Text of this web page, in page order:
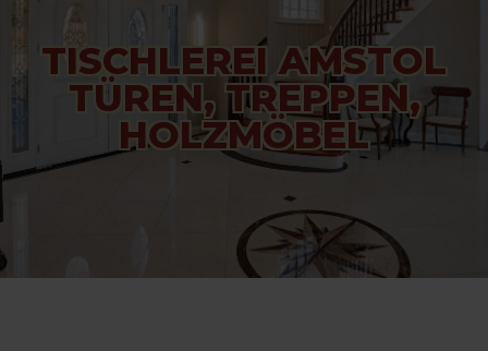
TISCHLEREI AMSTOL
TÜREN, TREPPEN,
HOLZMÖBEL